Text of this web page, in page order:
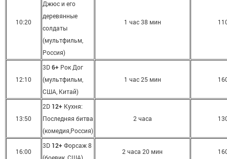
10:20
Джюс и его
деревянные
солдаты
(мультфильм,
Россия)
1 час 38 мин
12:10
3D6+ Рок Дог
(мультфильм,
США, Китай)
1 час 25 мин
13:50
2D 12+ Кухня:
Последняя битва
(комедия,Россия)
2 часа
16:00
3D 12+Форсаж 8
2 часа 20 мин